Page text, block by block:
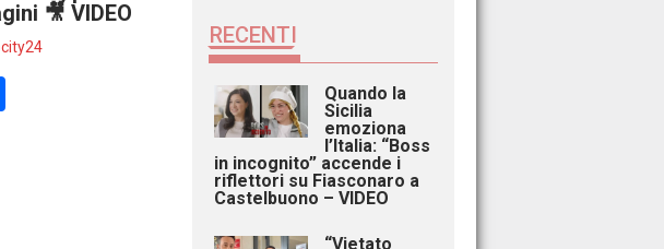
🎥 VIDEO
RECENTI
Quando la
Sicilia
emoziona
l’Italia: “Boss
in incognito” accende i
riflettori su Fiasconaro a
Castelbuono – VIDEO
“Vietato